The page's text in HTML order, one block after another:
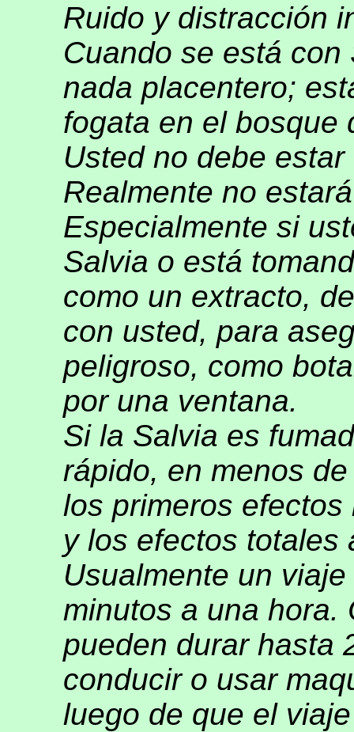
Ruido y distracción
Cuando se está
nada placentero;
fogata en el bosque
Usted no debe
Realmente no
Especialmente si
Salvia o está
como un extracto,
con usted, para
peligroso, como
por una ventana.
Si la Salvia es
rápido, en menos
los primeros
y los efectos totales
Usualmente un
minutos a una hora.
pueden durar hasta
conducir o usar
luego de que el